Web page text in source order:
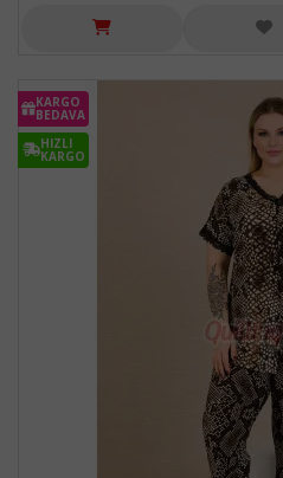
KARGO
BEDAVA
HIZLI
KARGO